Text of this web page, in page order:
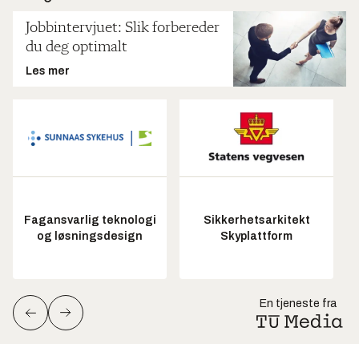
Jobbintervjuet: Slik forbereder
du deg optimalt
Les mer
Fagansvarlig teknologi
og løsningsdesign
Sikkerhetsarkitekt
Skyplattform
En tjeneste fra